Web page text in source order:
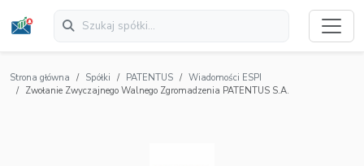
Strona główna Spółki PATENTUS
Wiadomości ESPI
Zwołanie Zwyczajnego Walnego Zgromadzenia PATENTUS S.A.